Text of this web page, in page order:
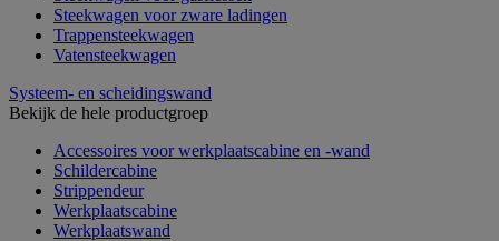
Steekwagen voor zware ladingen
Trappensteekwagen
Vatensteekwagen
Systeem- en scheidingswand
Bekijk de hele productgroep
Accessoires voor werkplaatscabine en -wand
Schildercabine
Strippendeur
Werkplaatscabine
Werkplaatswand